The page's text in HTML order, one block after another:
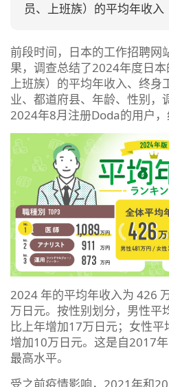
员、上班族）的平均年收入
前段时间，日本的工作招聘网
果，调查总结了2024年度日本
上班族）的平均年收入、终身
业、都道府县、年龄、性别，
2024年8月注册Doda的用户，
2024 年的平均年收入为 426
万日元。按性别划分，男性平
比上年增加17万日元；女性平
增加10万日元。这是自2017
最高水平。
受之前疫情影响，2021年和